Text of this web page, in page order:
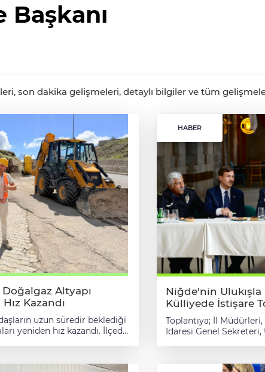
Başkanı
son dakika gelişmeleri, detaylı bilgiler ve tüm
Altyapı
Kazandı
uzun süredir beklediği
yeniden hız kazandı. İlçede
HABER
Niğde'nin
Külliyede İstişare
Toplantıya; İl
İdaresi Genel Sekreteri,
gerçekleşen